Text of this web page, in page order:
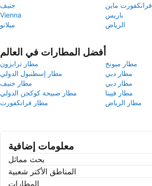
جنيف
فرانكفورت ماين
Vienna
باريس
ميلانو
الرياض
أفضل المطارات في العالم
مطار ترابزون
مطار ميونخ
مطار إسطنبول الدولي
مطار دبي
مطار جنيف
مطار دبي
مطار صبيحة كوكجن الدولي
مطار فيينا
مطار فرانكفورت
مطار الرياض
معلومات إضافية
بحث مماثل
المناطق الأكتر شعبية
المطارات